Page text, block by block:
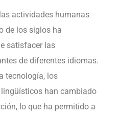
actividades humanas
de los siglos ha
satisfacer las
de diferentes idiomas.
tecnología, los
han cambiado
lo que ha permitido a